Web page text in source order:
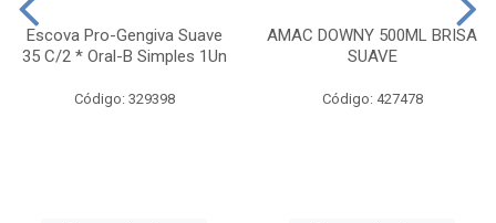
Escova Pro-Gengiva Suave
35 C/2 * Oral-B Simples 1Un
Código: 329398
AMAC DOWNY 500ML BRISA
SUAVE
Código: 427478